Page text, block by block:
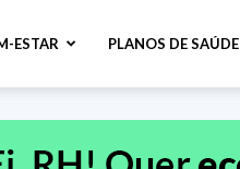
ESTAR PLANOS DE SAÚDE